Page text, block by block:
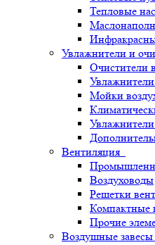
Тепловые
Увлажнители и
Очистители
Увлажнители
Мойки
Вентиляция
Воздуховоды
Решетки
Компактные
Прочие
Воздушные завесы